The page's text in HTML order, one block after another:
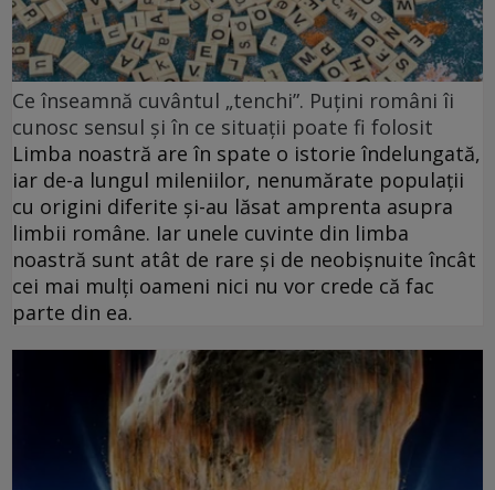
Ce înseamnă cuvântul „tenchi”. Puțini români îi
cunosc sensul și în ce situații poate fi folosit
Limba noastră are în spate o istorie îndelungată,
iar de-a lungul mileniilor, nenumărate populații
cu origini diferite și-au lăsat amprenta asupra
limbii române. Iar unele cuvinte din limba
noastră sunt atât de rare și de neobișnuite încât
cei mai mulți oameni nici nu vor crede că fac
parte din ea.